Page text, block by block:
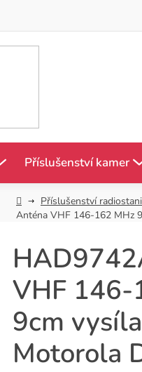
Příslušenství kamer
DomůPříslušenství
Anténa VHF 146-162 MHz
VHF 146-
9cm
Motorola